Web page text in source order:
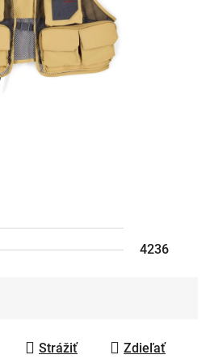
4236
Strážiť Zdieľať